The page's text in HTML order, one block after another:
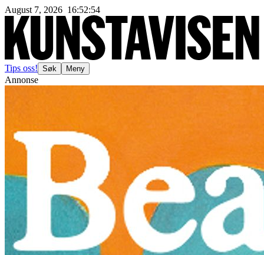
August 7, 2026 16:52:56
Tips oss! Søk Meny
Annonse